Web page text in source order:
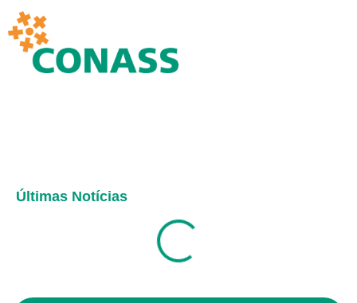
Últimas Notícias